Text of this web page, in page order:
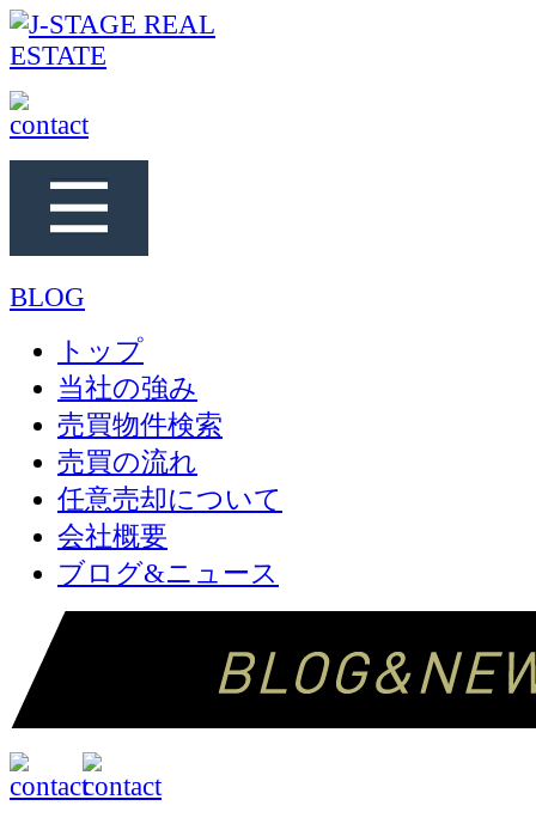
BLOG
トップ
当社の強み
売買物件検索
売買の流れ
任意売却について
会社概要
ブログ&ニュース